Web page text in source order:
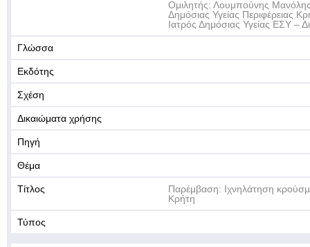
Ομιλητής: Λουμπούνης
Δημόσιας Υγείας Περιφέρειας
Ιατρός Δημόσιας Υγείας ΕΣΥ –
Γλώσσα
Εκδότης
Σχέση
Δικαιώματα χρήσης
Πηγή
Θέμα
Τίτλος
Παρέμβαση: Ιχνηλάτηση
Κρήτη
Τύπος